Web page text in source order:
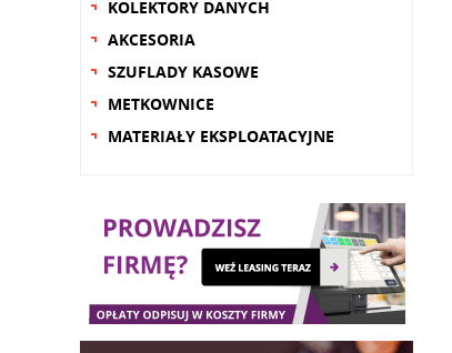
KOLEKTORY DANYCH
AKCESORIA
SZUFLADY KASOWE
METKOWNICE
MATERIAŁY EKSPLOATACYJNE